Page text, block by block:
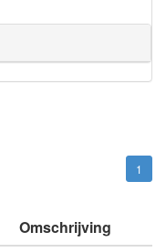
1
Omschrijving